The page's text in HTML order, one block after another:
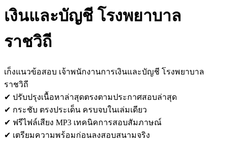
เงินและบัญชี โรงพยาบาล
ราชวิถี
เก็งแนวข้อสอบ เจ้าพนักงานการเงินและบัญชี โรงพยาบาล
ราชวิถี
✔ ปรับปรุงเนื้อหาล่าสุดตรงตามประกาศสอบล่าสุด
✔ กระชับ ตรงประเด็น ครบจบในเล่มเดียว
✔ ฟรีไฟล์เสียง MP3 เทคนิคการสอบสัมภาษณ์
✔ เตรียมความพร้อมก่อนลงสอบสนามจริง